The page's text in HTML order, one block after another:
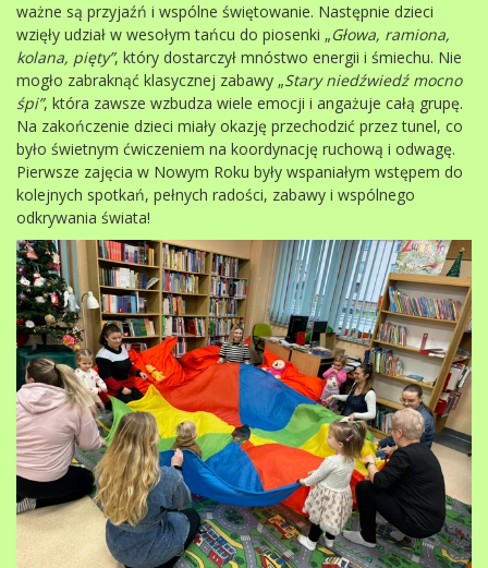
ważne są przyjaźń i wspólne świętowanie. Następnie dzieci
wzięły udział w wesołym tańcu do piosenki „Głowa, ramiona,
kolana, pięty”, który dostarczył mnóstwo energii i śmiechu. Nie
mogło zabraknąć klasycznej zabawy „Stary niedźwiedź mocno
śpi”, która zawsze wzbudza wiele emocji i angażuje całą grupę.
Na zakończenie dzieci miały okazję przechodzić przez tunel, co
było świetnym ćwiczeniem na koordynację ruchową i odwagę.
Pierwsze zajęcia w Nowym Roku były wspaniałym wstępem do
kolejnych spotkań, pełnych radości, zabawy i wspólnego
odkrywania świata!